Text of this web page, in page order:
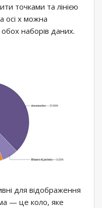
точками та лінією
осі х можна
наборів даних.
для відображення
— це коло, яке